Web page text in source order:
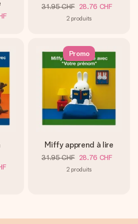
en quelques étapes – avec
ou un message qui touche le cœur.
tout l’amour pour le moment idéal.
31.95 CHF 28.76 CHF
2 produits
Promo
Miffy apprend à lire
31.95 CHF 28.76 CHF
2 produits